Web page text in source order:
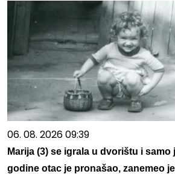
06. 08. 2026 09:39
Marija (3) se igrala u dvorištu i samo
godine otac je pronašao, zanemeo